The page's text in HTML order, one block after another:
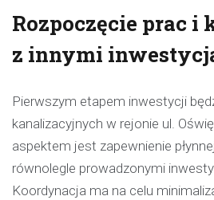
Rozpoczęcie prac i
z innymi
Pierwszym etapem inwestycji
kanalizacyjnych w rejonie ul.
aspektem jest zapewnienie
równolegle prowadzonymi
Koordynacja ma na celu